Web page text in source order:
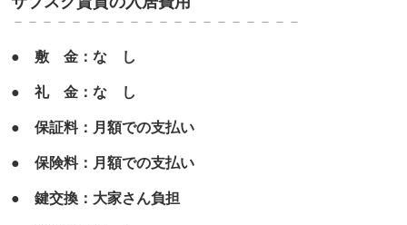
－－－－－－－－－－－－－ －－－－－－－
● 敷 金：な し
● 礼 金：な し
● 保証料：月額での支払い
● 保険料：月額での支払い
● 鍵交換：大家さん負担